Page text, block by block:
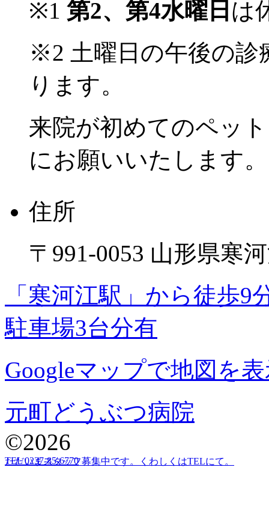
※1 第2、第4水曜日 は
※2 土曜日の午後の診
ります。
来院が初めてのペッ
にお願いいたします。
住所
〒991-0053 山形県寒
「寒河江駅」から徒歩
駐車場3台分有
Googleマップで地図を
元町どうぶつ病院
©2026
TEL 0237-85-6770
ただいまスタッフ募集中です。くわしくはTELにて。